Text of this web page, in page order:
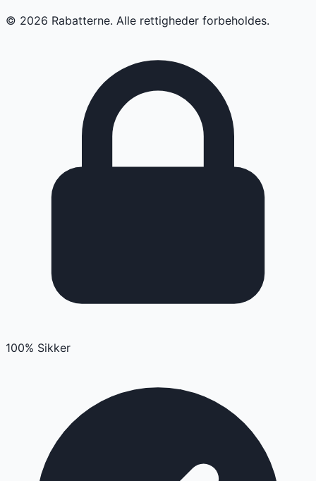
© 2026 Rabatterne. Alle rettigheder forbeholdes.
100% Sikker